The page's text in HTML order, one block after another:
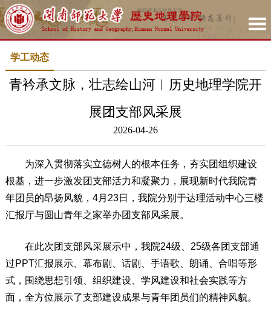
学工动态
青衿承文脉，壮志绘山河︱历史地理学院开
展团支部风采展
2026-04-26
为深入贯彻落实立德树人的根本任务，夯实团组织建设
根基，进一步激发团支部活力和凝聚力，展现新时代我院青
年团员的昂扬风貌，4月23日，我院分别于达理活动中心三楼
汇报厅与圆山青年之家举办团支部风采展。
在此次团支部风采展示中，我院24级、25级各团支部通
过PPT汇报展示、幕布剧、话剧、手语歌、朗诵、合唱等形
式，围绕思想引领、组织建设、学风建设和社会实践等方
面，全方位展示了支部建设成果与青年团员们的精神风貌。